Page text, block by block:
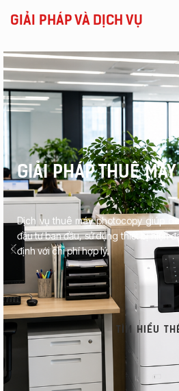
GIẢI PHÁP VÀ DỊCH VỤ
GIẢI PHÁP THUÊ
Dịch vụ thuê máy photocopy giúp
đầu tư ban đầu, sử dụng thiết bị hiện
định với chi phí hợp lý.
TÌM HIỂU